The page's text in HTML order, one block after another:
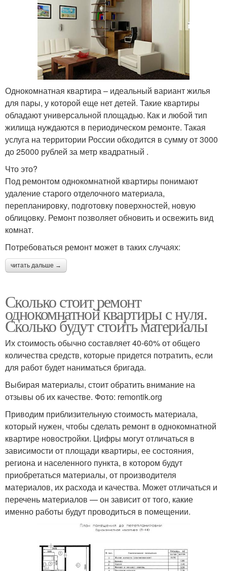
Однокомнатная квартира – идеальный вариант жилья
для пары, у которой еще нет детей. Такие квартиры
обладают универсальной площадью. Как и любой тип
жилища нуждаются в периодическом ремонте. Такая
услуга на территории России обходится в сумму от 3000
до 25000 рублей за метр квадратный .
Что это?
Под ремонтом однокомнатной квартиры понимают
удаление старого отделочного материала,
перепланировку, подготовку поверхностей, новую
облицовку. Ремонт позволяет обновить и освежить вид
комнат.
Потребоваться ремонт может в таких случаях:
читать дальше →
Сколько стоит ремонт
однокомнатной квартиры с нуля.
Сколько будут стоить материалы
Их стоимость обычно составляет 40-60% от общего
количества средств, которые придется потратить, если
для работ будет наниматься бригада.
Выбирая материалы, стоит обратить внимание на
отзывы об их качестве. Фото: remontik.org
Приводим приблизительную стоимость материала,
который нужен, чтобы сделать ремонт в однокомнатной
квартире новостройки. Цифры могут отличаться в
зависимости от площади квартиры, ее состояния,
региона и населенного пункта, в котором будут
приобретаться материалы, от производителя
материалов, их расхода и качества. Может отличаться и
перечень материалов — он зависит от того, какие
именно работы будут проводиться в помещении.